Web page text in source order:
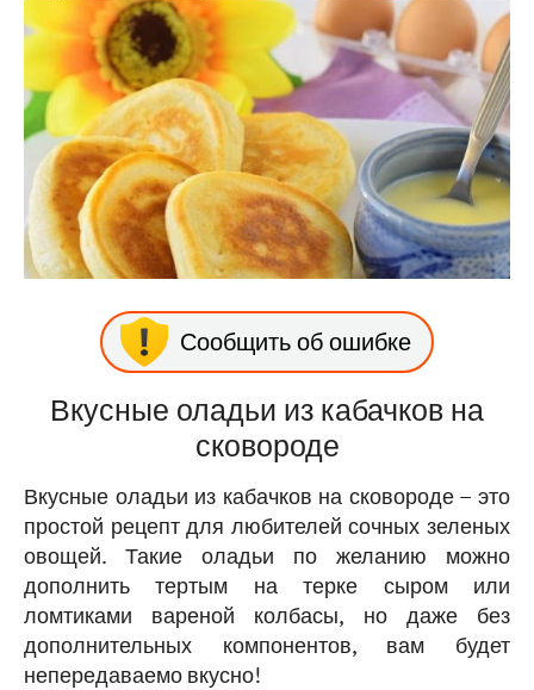
Сообщить об ошибке
Вкусные оладьи из кабачков на
сковороде
Вкусные оладьи из кабачков на сковороде – это
простой рецепт для любителей сочных зеленых
овощей. Такие оладьи по желанию можно
дополнить тертым на терке сыром или
ломтиками вареной колбасы, но даже без
дополнительных компонентов, вам будет
непередаваемо вкусно!